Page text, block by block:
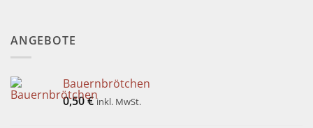
ANGEBOTE
Bauernbrötchen
0,50€ inkl. MwSt.